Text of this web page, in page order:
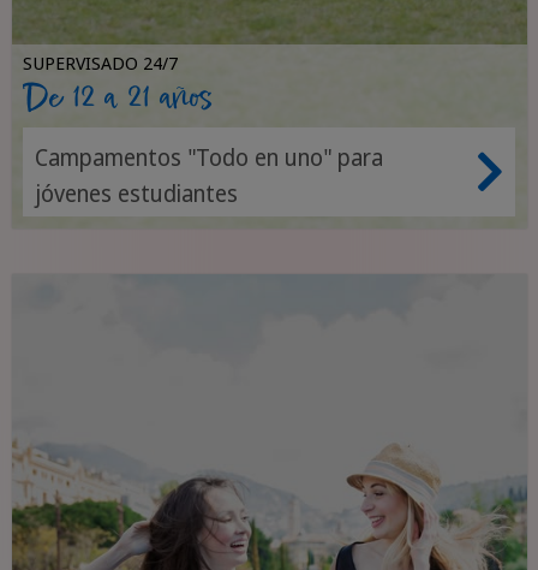
SUPERVISADO 24/7
De 12 a 21 años
Campamentos "Todo en uno" para
jóvenes estudiantes